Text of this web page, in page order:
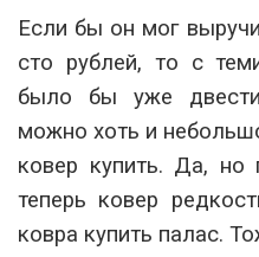
Если бы он мог
сто рублей, то с
было бы уже
можно хоть и
ковер купить. Да, но
теперь ковер
ковра купить палас.